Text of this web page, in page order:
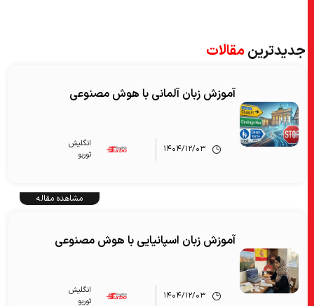
جدیدترینمقالات
آموزش زبان آلمانی با هوش مصنوعی
۱۴۰۴/۱۲/۰۳
انگلیش‌
توربو
مشاهده مقاله
آموزش زبان اسپانیایی با هوش مصنوعی
۱۴۰۴/۱۲/۰۳
انگلیش‌
توربو